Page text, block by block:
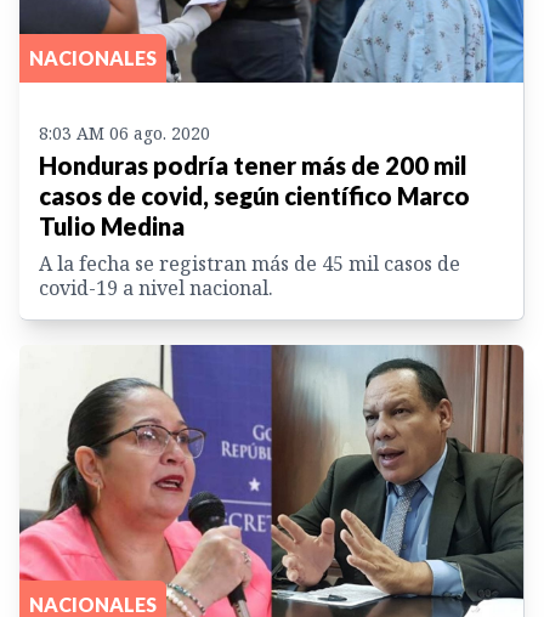
NACIONALES
8:03 AM 06 ago. 2020
Honduras podría tener más de 200 mil
casos de covid, según científico Marco
Tulio Medina
A la fecha se registran más de 45 mil casos de
covid-19 a nivel nacional.
NACIONALES